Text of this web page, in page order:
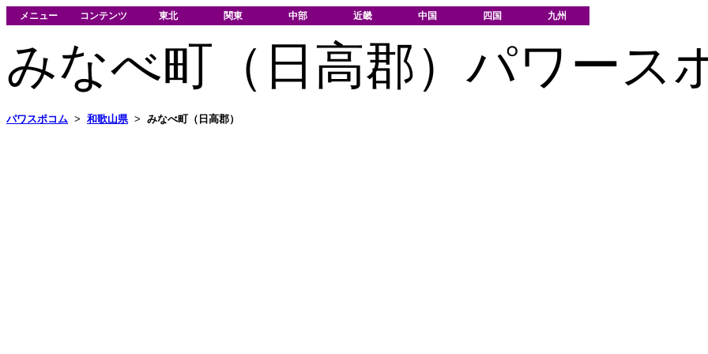
メニュー コンテンツ 東北 関東 中部 近畿 中国 四国 九州
みなべ町（日高郡）パワース
パワスポコム > 和歌山県 > みなべ町（日高郡）